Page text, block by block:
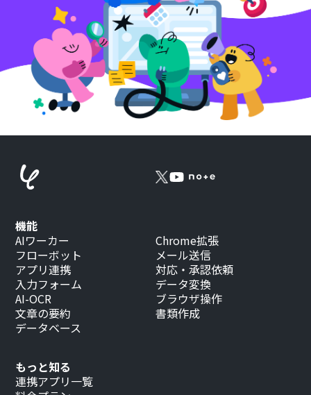
もっと知る
連携アプリ一覧
機能
AIワーカー
フローボット
アプリ連携
入力フォーム
AI-OCR
文章の要約
データベース
Chrome拡張
メール送信
対応・承認依頼
データ変換
ブラウザ操作
書類作成